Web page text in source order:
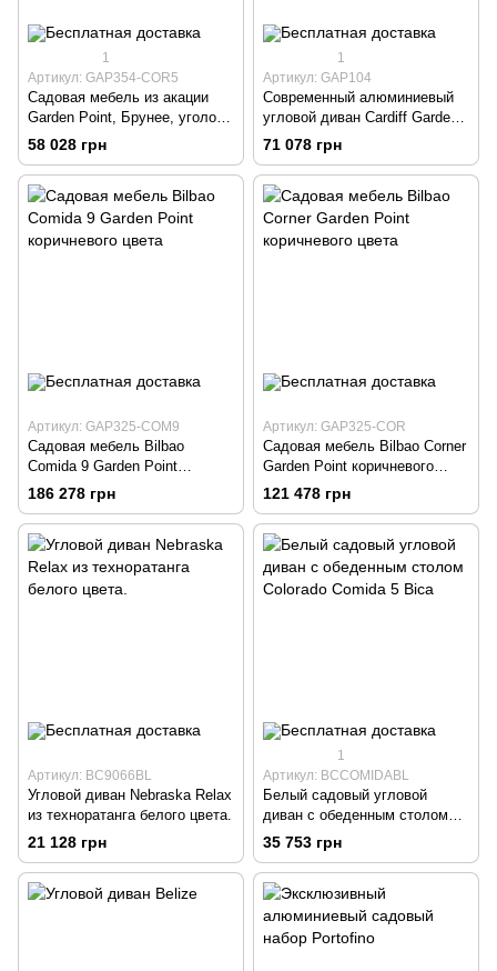
1
Артикул: GAP354-COR5
Садовая мебель из акации
Garden Point, Брунее, уголок
5
58 028 грн
1
Артикул: GAP104
Современный алюминиевый
угловой диван Cardiff Garden
Point
71 078 грн
Артикул: GAP325-COM9
Садовая мебель Bilbao
Comida 9 Garden Point
коричневого цвета
186 278 грн
Артикул: GAP325-COR
Садовая мебель Bilbao Corner
Garden Point коричневого
цвета
121 478 грн
Артикул: BC9066BL
Угловой диван Nebraska Relax
из техноратанга белого цвета.
21 128 грн
1
Артикул: BCCOMIDABL
Белый садовый угловой
диван с обеденным столом
Colorado Comida 5 Bica
35 753 грн